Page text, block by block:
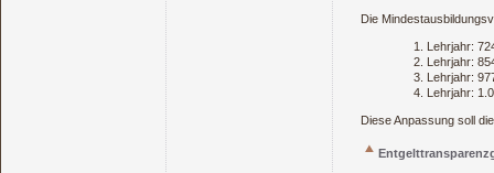
Die
Lehrjahr:
Lehrjahr:
Lehrjahr:
Lehrjahr:
Diese Anpassung soll